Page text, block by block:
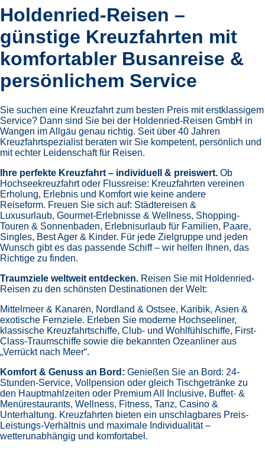
Holdenried-Reisen –
günstige Kreuzfahrten mit
komfortabler Busanreise &
persönlichem Service
Sie suchen eine Kreuzfahrt zum besten Preis mit erstklassigem
Service? Dann sind Sie bei der Holdenried-Reisen GmbH in
Wangen im Allgäu genau richtig. Seit über 40 Jahren
Kreuzfahrtspezialist beraten wir Sie kompetent, persönlich und
mit echter Leidenschaft für Reisen.
Ihre perfekte Kreuzfahrt – individuell & preiswert. Ob
Hochseekreuzfahrt oder Flussreise: Kreuzfahrten vereinen
Erholung, Erlebnis und Komfort wie keine andere
Reiseform. Freuen Sie sich auf: Städtereisen &
Luxusurlaub, Gourmet-Erlebnisse & Wellness, Shopping-
Touren & Sonnenbaden, Erlebnisurlaub für Familien, Paare,
Singles, Best Ager & Kinder. Für jede Zielgruppe und jeden
Wunsch gibt es das passende Schiff – wir helfen Ihnen, das
Richtige zu finden.
Traumziele weltweit entdecken. Reisen Sie mit Holdenried-
Reisen zu den schönsten Destinationen der Welt:
Mittelmeer & Kanaren, Nordland & Ostsee, Karibik, Asien &
exotische Fernziele. Erleben Sie moderne Hochseeliner,
klassische Kreuzfahrtschiffe, Club- und Wohlfühlschiffe, First-
Class-Traumschiffe sowie die bekannten Ozeanliner aus
„Verrückt nach Meer“.
Komfort & Genuss an Bord: Genießen Sie an Bord: 24-
Stunden-Service, Vollpension oder gleich Tischgetränke zu
den Hauptmahlzeiten oder Premium All Inclusive, Buffet- &
Menürestaurants, Wellness, Fitness, Tanz, Casino &
Unterhaltung. Kreuzfahrten bieten ein unschlagbares Preis-
Leistungs-Verhältnis und maximale Individualität –
wetterunabhängig und komfortabel.